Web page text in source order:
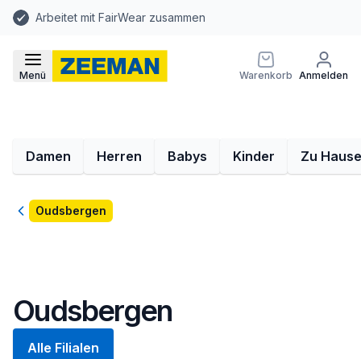
Arbeitet mit FairWear zusammen
Menü Warenkorb Anmelden
Damen Herren Babys Kinder Zu Hause
ZurückOudsbergen
Oudsbergen
Alle Filialen